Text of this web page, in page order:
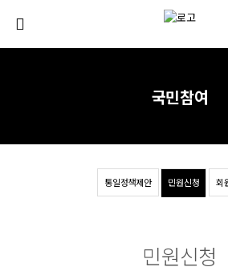
통일정책제안 민원신청 회
국민참여
민원신청